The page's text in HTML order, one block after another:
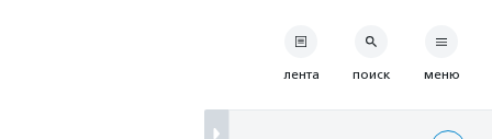
лента поиск меню